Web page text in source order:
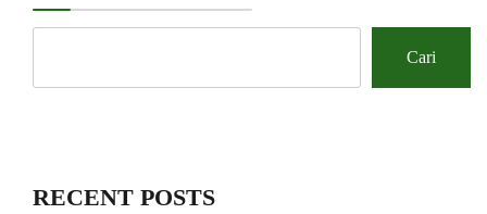
Cari
RECENT POSTS